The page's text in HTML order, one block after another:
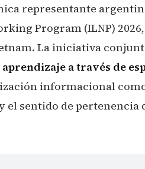
representante
Program (ILNP)
La iniciativa
a través de
informacional
sentido de pertenencia